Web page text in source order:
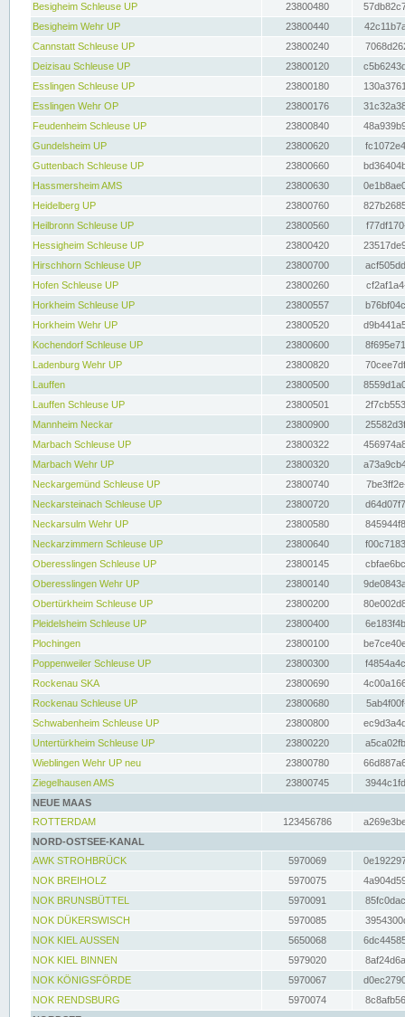
Besigheim Schleuse UP
23800480
Besigheim Wehr UP
23800440
Cannstatt Schleuse UP
23800240
Deizisau Schleuse UP
23800120
Esslingen Schleuse UP
23800180
Esslingen Wehr OP
23800176
Feudenheim Schleuse UP
23800840
Gundelsheim UP
23800620
Guttenbach Schleuse UP
23800660
Hassmersheim AMS
23800630
Heidelberg UP
23800760
Heilbronn Schleuse UP
23800560
Hessigheim Schleuse UP
23800420
Hirschhorn Schleuse UP
23800700
Hofen Schleuse UP
23800260
Horkheim Schleuse UP
23800557
Horkheim Wehr UP
23800520
Kochendorf Schleuse UP
23800600
Ladenburg Wehr UP
23800820
Lauffen
23800500
Lauffen Schleuse UP
23800501
Mannheim Neckar
23800900
Marbach Schleuse UP
23800322
Marbach Wehr UP
23800320
Neckargemünd Schleuse UP
23800740
Neckarsteinach Schleuse UP
23800720
Neckarsulm Wehr UP
23800580
Neckarzimmern Schleuse UP
23800640
Oberesslingen Schleuse UP
23800145
Oberesslingen Wehr UP
23800140
Obertürkheim Schleuse UP
23800200
Pleidelsheim Schleuse UP
23800400
Plochingen
23800100
Poppenweiler Schleuse UP
23800300
Rockenau SKA
23800690
Rockenau Schleuse UP
23800680
Schwabenheim Schleuse UP
23800800
Untertürkheim Schleuse UP
23800220
Wieblingen Wehr UP neu
23800780
Ziegelhausen AMS
23800745
NEUE MAAS
ROTTERDAM
123456786
NORD-OSTSEE-KANAL
AWK STROHBRÜCK
5970069
NOK BREIHOLZ
5970075
NOK BRUNSBÜTTEL
5970091
NOK DÜKERSWISCH
5970085
NOK KIEL AUSSEN
5650068
NOK KIEL BINNEN
5979020
NOK KÖNIGSFÖRDE
5970067
NOK RENDSBURG
5970074